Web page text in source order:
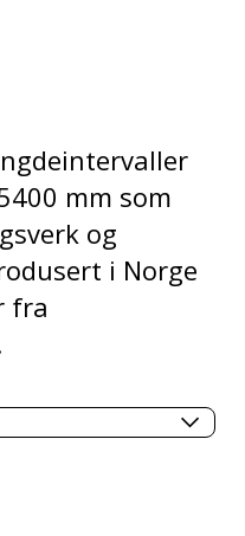
mm som
og
i Norge
fra